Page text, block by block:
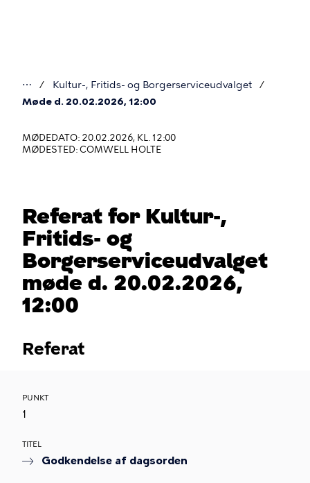
Du
her
⋯
Kultur-, Fritids- og Borgerserviceudvalget
Møde d. 20.02.2026, 12:00
MØDEDATO: 20.02.2026, KL. 12:00
MØDESTED: COMWELL HOLTE
Referat for Kultur-,
Fritids- og
Borgerserviceudvalget
møde d. 20.02.2026,
12:00
Referat
PUNKT
1
TITEL
Godkendelse af dagsorden